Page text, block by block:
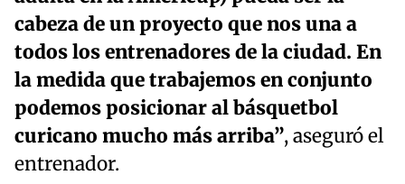
cabeza de un proyecto que nos una a
todos los entrenadores de la ciudad. En
la medida que trabajemos en conjunto
podemos posicionar al básquetbol
curicano mucho más arriba”, aseguró el
entrenador.